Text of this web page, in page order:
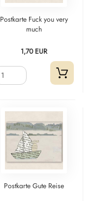
Postkarte Fuck you very
much
1,70 EUR
Postkarte Gute Reise